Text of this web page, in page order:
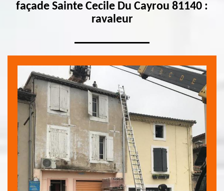
façade Sainte Cecile Du Cayrou 81140 :
ravaleur